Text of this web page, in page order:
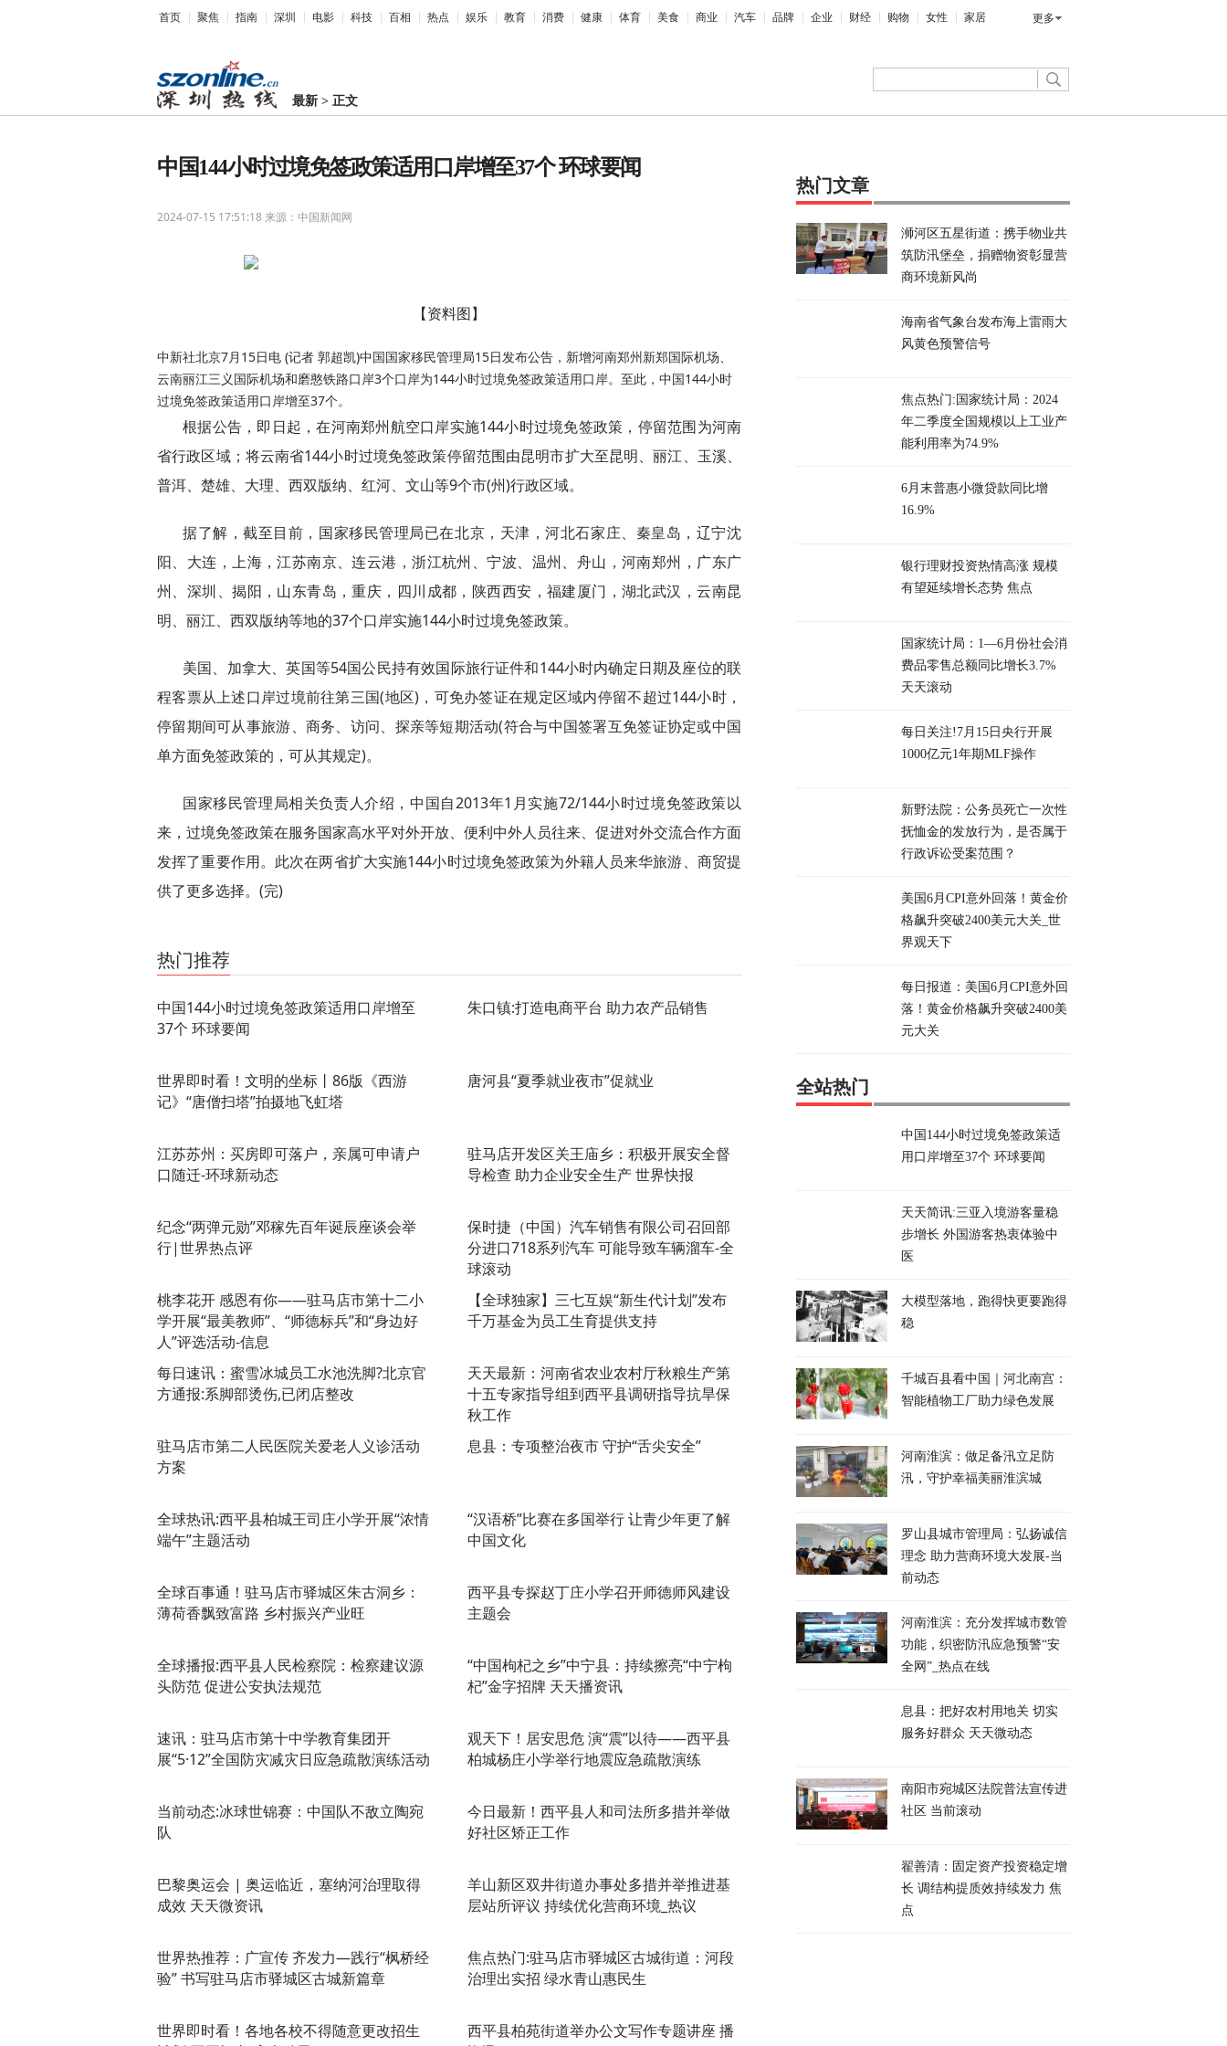
首页 聚焦 指南 深圳 电影 科技 百相 热点 娱乐 教育 消费 健康 体育 美食 商业 汽车 品牌 企业 财经 购物 女性 家居 更多
最新 >正文
中国144小时过境免签政策适用口岸增至37个 环球要闻
2024-07-15 17:51:18 来源：中国新闻网
【资料图】
中新社北京7月15日电 (记者 郭超凯)中国国家移民管理局15日发布公告，新增河南郑州新郑国际机场、
云南丽江三义国际机场和磨憨铁路口岸3个口岸为144小时过境免签政策适用口岸。至此，中国144小时
过境免签政策适用口岸增至37个。
根据公告，即日起，在河南郑州航空口岸实施144小时过境免签政策，停留范围为河南
省行政区域；将云南省144小时过境免签政策停留范围由昆明市扩大至昆明、丽江、玉溪、
普洱、楚雄、大理、西双版纳、红河、文山等9个市(州)行政区域。
据了解，截至目前，国家移民管理局已在北京，天津，河北石家庄、秦皇岛，辽宁沈
阳、大连，上海，江苏南京、连云港，浙江杭州、宁波、温州、舟山，河南郑州，广东广
州、深圳、揭阳，山东青岛，重庆，四川成都，陕西西安，福建厦门，湖北武汉，云南昆
明、丽江、西双版纳等地的37个口岸实施144小时过境免签政策。
美国、加拿大、英国等54国公民持有效国际旅行证件和144小时内确定日期及座位的联
程客票从上述口岸过境前往第三国(地区)，可免办签证在规定区域内停留不超过144小时，
停留期间可从事旅游、商务、访问、探亲等短期活动(符合与中国签署互免签证协定或中国
单方面免签政策的，可从其规定)。
国家移民管理局相关负责人介绍，中国自2013年1月实施72/144小时过境免签政策以
来，过境免签政策在服务国家高水平对外开放、便利中外人员往来、促进对外交流合作方面
发挥了重要作用。此次在两省扩大实施144小时过境免签政策为外籍人员来华旅游、商贸提
供了更多选择。(完)
热门推荐
中国144小时过境免签政策适用口岸增至
37个 环球要闻
朱口镇:打造电商平台 助力农产品销售
世界即时看！文明的坐标丨86版《西游
记》“唐僧扫塔”拍摄地飞虹塔
唐河县“夏季就业夜市”促就业
江苏苏州：买房即可落户，亲属可申请户
口随迁-环球新动态
驻马店开发区关王庙乡：积极开展安全督
导检查 助力企业安全生产 世界快报
纪念“两弹元勋”邓稼先百年诞辰座谈会举
行|世界热点评
保时捷（中国）汽车销售有限公司召回部
分进口718系列汽车 可能导致车辆溜车-全
球滚动
桃李花开 感恩有你——驻马店市第十二小
学开展“最美教师”、“师德标兵”和“身边好
人”评选活动-信息
【全球独家】三七互娱“新生代计划”发布
千万基金为员工生育提供支持
每日速讯：蜜雪冰城员工水池洗脚?北京官
方通报:系脚部烫伤,已闭店整改
天天最新：​河南省农业农村厅秋粮生产第
十五专家指导组到西平县调研指导抗旱保
秋工作
驻马店市第二人民医院关爱老人义诊活动
方案
​息县：专项整治夜市 守护“舌尖安全”
全球热讯:​西平县柏城王司庄小学开展“浓情
端午”主题活动
“汉语桥”比赛在多国举行 让青少年更了解
中国文化
全球百事通！驻马店市驿城区朱古洞乡：
薄荷香飘致富路 乡村振兴产业旺
​西平县专探赵丁庄小学召开师德师风建设
主题会
全球播报:​西平县人民检察院：检察建议源
头防范 促进公安执法规范
“中国枸杞之乡”中宁县：持续擦亮“中宁枸
杞”金字招牌 天天播资讯
速讯：驻马店市第十中学教育集团开
展“5·12”全国防灾减灾日应急疏散演练活动
观天下！居安思危 演“震”以待——西平县
柏城杨庄小学举行地震应急疏散演练
当前动态:冰球世锦赛：中国队不敌立陶宛
队
今日最新！​西平县人和司法所多措并举做
好社区矫正工作
巴黎奥运会 | 奥运临近，塞纳河治理取得
成效 天天微资讯
羊山新区双井街道办事处多措并举推进基
层站所评议 持续优化营商环境_热议
世界热推荐：广宣传 齐发力—践行“枫桥经
验” 书写驻马店市驿城区古城新篇章
焦点热门:驻马店市驿城区古城街道：河段
治理出实招 绿水青山惠民生
世界即时看！各地各校不得随意更改招生
​西平县柏苑街道举办公文写作专题讲座 播
热门文章
​浉河区五星街道：携手物业共
筑防汛堡垒，捐赠物资彰显营
商环境新风尚
海南省气象台发布海上雷雨大
风黄色预警信号
焦点热门:国家统计局：2024
年二季度全国规模以上工业产
能利用率为74.9%
6月末普惠小微贷款同比增
16.9%
银行理财投资热情高涨 规模
有望延续增长态势 焦点
国家统计局：1—6月份社会消
费品零售总额同比增长3.7%
天天滚动
每日关注!7月15日央行开展
1000亿元1年期MLF操作
新野法院：公务员死亡一次性
抚恤金的发放行为，是否属于
行政诉讼受案范围？
美国6月CPI意外回落！黄金价
格飙升突破2400美元大关_世
界观天下
每日报道：美国6月CPI意外回
落！黄金价格飙升突破2400美
元大关
全站热门
中国144小时过境免签政策适
用口岸增至37个 环球要闻
天天简讯:三亚入境游客量稳
步增长 外国游客热衷体验中
医
大模型落地，跑得快更要跑得
稳
千城百县看中国｜河北南宫：
智能植物工厂助力绿色发展
​河南淮滨：做足备汛立足防
汛，守护幸福美丽淮滨城
罗山县城市管理局：弘扬诚信
理念 助力营商环境大发展-当
前动态
河南淮滨：充分发挥城市数管
功能，织密防汛应急预警“安
全网”_热点在线
息县：把好农村用地关 切实
服务好群众 天天微动态
南阳市宛城区法院普法宣传进
社区 当前滚动
翟善清：固定资产投资稳定增
长 调结构提质效持续发力 焦
点